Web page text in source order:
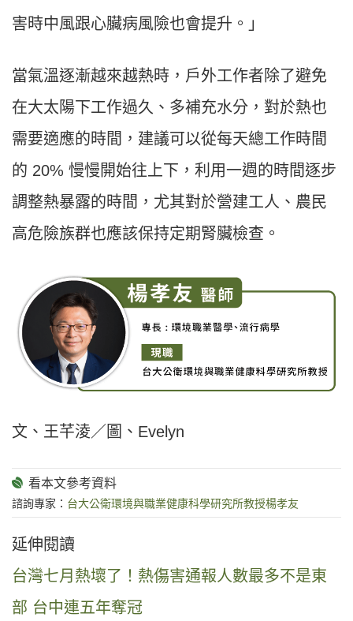
害時中風跟心臟病風險也會提升。」
當氣溫逐漸越來越熱時，戶外工作者除了避免
在大太陽下工作過久、多補充水分，對於熱也
需要適應的時間，建議可以從每天總工作時間
的 20% 慢慢開始往上下，利用一週的時間逐步
調整熱暴露的時間，尤其對於營建工人、農民
高危險族群也應該保持定期腎臟檢查。
文、王芊淩／圖、Evelyn
諮詢專家： 台大公衛環境與職業健康科學研究所教授楊孝友
延伸閱讀
台灣七月熱壞了！熱傷害通報人數最多不是東
部 台中連五年奪冠